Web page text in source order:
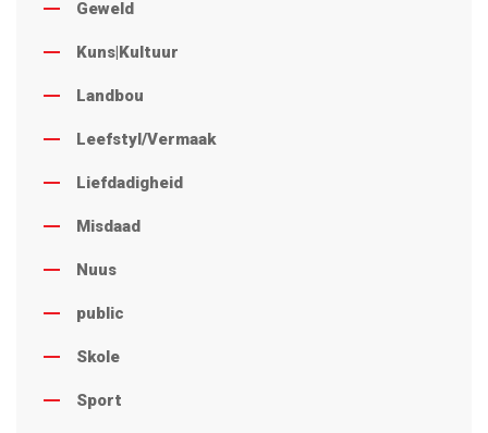
Geweld
Kuns|Kultuur
Landbou
Leefstyl/Vermaak
Liefdadigheid
Misdaad
Nuus
public
Skole
Sport